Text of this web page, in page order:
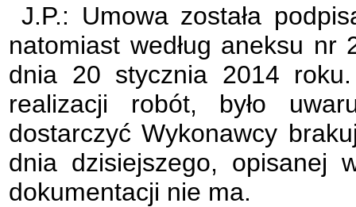
J.P.: Umowa została
natomiast według aneksu nr
dnia 20 stycznia 2014
realizacji robót, było
dostarczyć Wykonawcy
dnia dzisiejszego, opisanej
dokumentacji nie ma.